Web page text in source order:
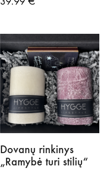
Dovanų rinkinys
„Ramybė turi stilių“